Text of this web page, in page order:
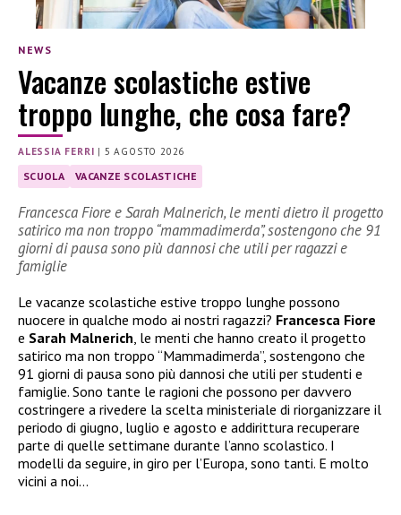
NEWS
Vacanze scolastiche estive
troppo lunghe, che cosa fare?
ALESSIA FERRI | 5 AGOSTO 2026
SCUOLA VACANZE SCOLASTICHE
Francesca Fiore e Sarah Malnerich, le menti dietro il progetto
satirico ma non troppo “mammadimerda”, sostengono che 91
giorni di pausa sono più dannosi che utili per ragazzi e
famiglie
Le vacanze scolastiche estive troppo lunghe possono
nuocere in qualche modo ai nostri ragazzi? Francesca Fiore
e Sarah Malnerich , le menti che hanno creato il progetto
satirico ma non troppo “Mammadimerda”, sostengono che
91 giorni di pausa sono più dannosi che utili per studenti e
famiglie. Sono tante le ragioni che possono per davvero
costringere a rivedere la scelta ministeriale di riorganizzare il
periodo di giugno, luglio e agosto e addirittura recuperare
parte di quelle settimane durante l’anno scolastico. I
modelli da seguire, in giro per l’Europa, sono tanti. E molto
vicini a noi…